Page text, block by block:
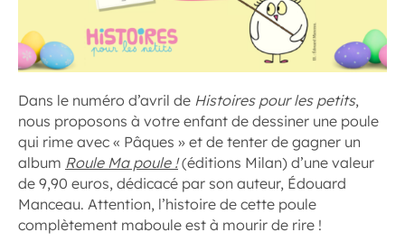
Dans le numéro d’avril de Histoires pour les petits,
nous proposons à votre enfant de dessiner une poule
qui rime avec « Pâques » et de tenter de gagner un
album Roule Ma poule !(éditions Milan) d’une valeur
de 9,90 euros, dédicacé par son auteur, Édouard
Manceau. Attention, l’histoire de cette poule
complètement maboule est à mourir de rire !